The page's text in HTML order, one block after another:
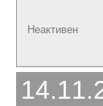
Неактивен